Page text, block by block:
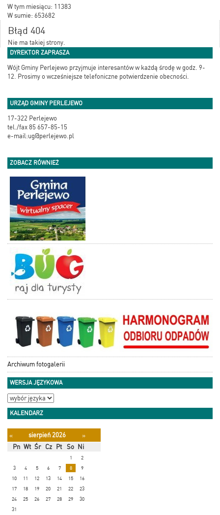
W tym miesiącu: 11383
W sumie: 653682
Błąd 404
Nie ma takiej strony.
DYREKTOR ZAPRASZA
Wójt Gminy Perlejewo przyjmuje interesantów w każdą środę w godz. 9-
12. Prosimy o wcześniejsze telefoniczne potwierdzenie obecności.
URZĄD GMINY PERLEJEWO
17-322 Perlejewo
tel./fax 85 657-85-15
e-mail:ug@perlejewo.pl
ZOBACZ RÓWNIEŻ
Archiwum fotogalerii
WERSJA JĘZYKOWA
KALENDARZ
« sierpień 2026
»
Pn Wt Śr Cz Pt So Ni
1
2
3
4 5 6 7 8
9
10
11 12 13 14 15
16
17
18 19 20 21 22
23
24
25 26 27 28 29
30
31